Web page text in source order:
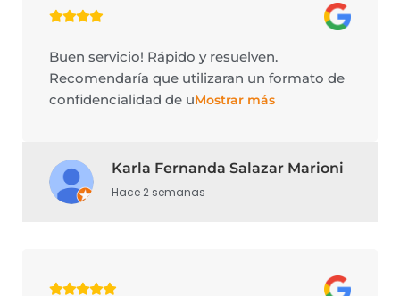
Buen servicio! Rápido y resuelven.
Recomendaría que utilizaran un formato de
confidencialidad de uMostrar más
Karla Fernanda Salazar Marioni
Hace 2 semanas